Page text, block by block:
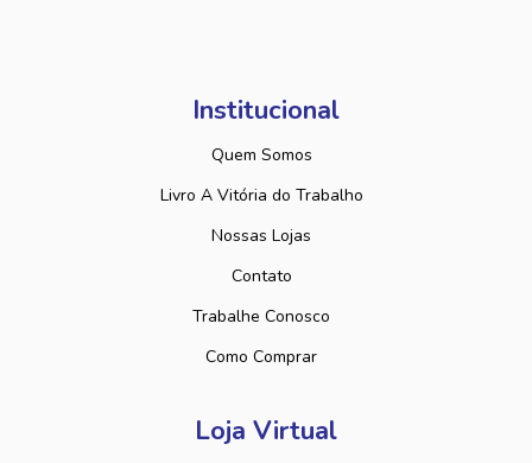
Institucional
Quem Somos
Livro A Vitória do Trabalho
Nossas Lojas
Contato
Trabalhe Conosco
Como Comprar
Loja Virtual